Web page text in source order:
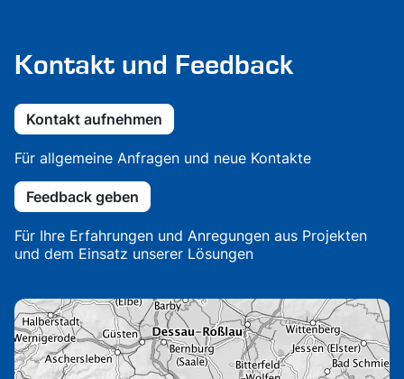
Kontakt und Feedback
Kontakt aufnehmen
Für allgemeine Anfragen und neue Kontakte
Feedback geben
Für Ihre Erfahrungen und Anregungen aus Projekten
und dem Einsatz unserer Lösungen